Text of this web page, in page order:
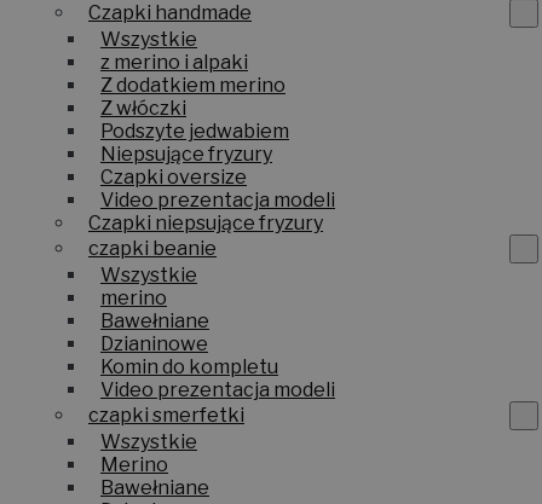
Czapki handmade
Wszystkie
z merino i alpaki
Z dodatkiem merino
Z włóczki
Podszyte jedwabiem
Niepsujące fryzury
Czapki oversize
Video prezentacja modeli
Czapki niepsujące fryzury
czapki beanie
Wszystkie
merino
Bawełniane
Dzianinowe
Komin do kompletu
Video prezentacja modeli
czapki smerfetki
Wszystkie
Merino
Bawełniane